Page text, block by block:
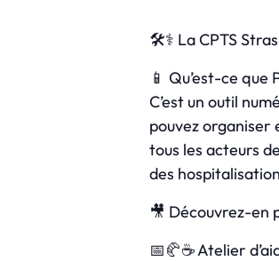
🛠️⚕️ La CPTS
📱 Qu’est-ce que
C’est un outil
pouvez organiser
tous les acteurs
des
🎥 Découvrez-en
📅🥐☕ Atelier